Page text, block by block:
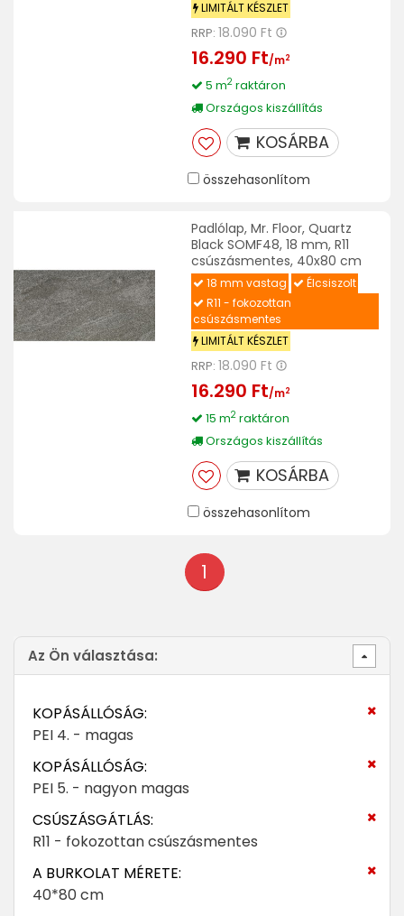
LIMITÁLT KÉSZLET
RRP: 18.090 Ft
16.290 Ft/m2
5 m2raktáron
Országos kiszállítás
KOSÁRBA
összehasonlítom
Padlólap, Mr. Floor, Quartz
Black SOMF48, 18 mm, R11
csúszásmentes, 40x80 cm
18 mm vastag
Élcsiszolt
R11 - fokozottan
csúszásmentes
LIMITÁLT KÉSZLET
RRP: 18.090 Ft
16.290 Ft/m2
15 m2raktáron
Országos kiszállítás
KOSÁRBA
összehasonlítom
1
Az Ön választása:
KOPÁSÁLLÓSÁG:
PEI 4. - magas
KOPÁSÁLLÓSÁG:
PEI 5. - nagyon magas
CSÚSZÁSGÁTLÁS:
R11 - fokozottan csúszásmentes
A BURKOLAT MÉRETE:
40*80 cm